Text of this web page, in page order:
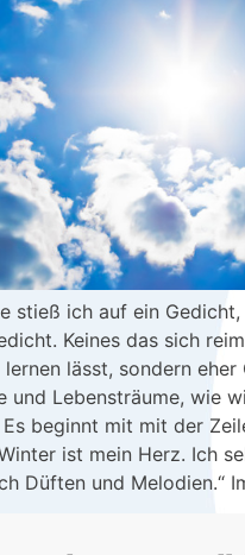
stieß ich auf ein Gedicht,
Keines das sich
lässt, sondern eher
und Lebensträume, wie
beginnt mit mit der
ist mein Herz. Ich
Düften und Melodien.“